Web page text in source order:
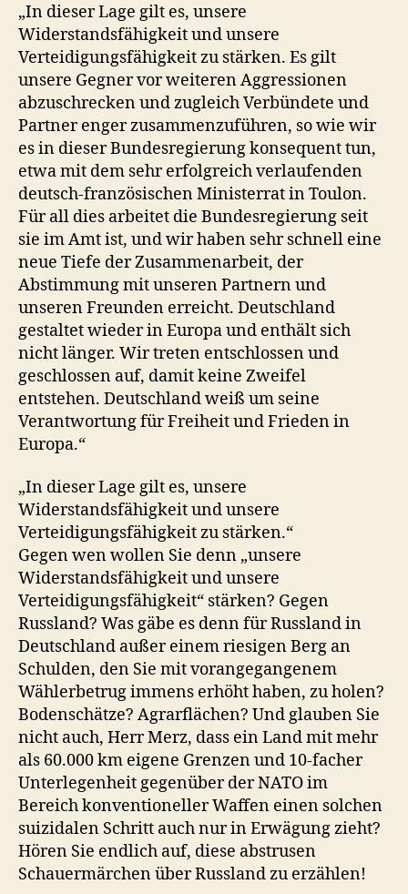
„In dieser Lage gilt es, unsere
Widerstandsfähigkeit und unsere
Verteidigungsfähigkeit zu stärken. Es gilt
unsere Gegner vor weiteren Aggressionen
abzuschrecken und zugleich Verbündete und
Partner enger zusammenzuführen, so wie wir
es in dieser Bundesregierung konsequent tun,
etwa mit dem sehr erfolgreich verlaufenden
deutsch-französischen Ministerrat in Toulon.
Für all dies arbeitet die Bundesregierung seit
sie im Amt ist, und wir haben sehr schnell eine
neue Tiefe der Zusammenarbeit, der
Abstimmung mit unseren Partnern und
unseren Freunden erreicht. Deutschland
gestaltet wieder in Europa und enthält sich
nicht länger. Wir treten entschlossen und
geschlossen auf, damit keine Zweifel
entstehen. Deutschland weiß um seine
Verantwortung für Freiheit und Frieden in
Europa.“
„In dieser Lage gilt es, unsere
Widerstandsfähigkeit und unsere
Verteidigungsfähigkeit zu stärken.“
Gegen wen wollen Sie denn „unsere
Widerstandsfähigkeit und unsere
Verteidigungsfähigkeit“ stärken? Gegen
Russland? Was gäbe es denn für Russland in
Deutschland außer einem riesigen Berg an
Schulden, den Sie mit vorangegangenem
Wählerbetrug immens erhöht haben, zu holen?
Bodenschätze? Agrarflächen? Und glauben Sie
nicht auch, Herr Merz, dass ein Land mit mehr
als 60.000 km eigene Grenzen und 10-facher
Unterlegenheit gegenüber der NATO im
Bereich konventioneller Waffen einen solchen
suizidalen Schritt auch nur in Erwägung zieht?
Hören Sie endlich auf, diese abstrusen
Schauermärchen über Russland zu erzählen!